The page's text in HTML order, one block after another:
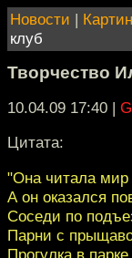
Новости |
клуб
Творчество
10.04.09 17:40 |
Цитата:
"Она читала мир
А он оказался
Соседи по
Парни с
Прогулка в